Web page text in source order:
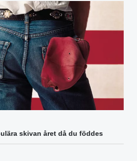
skivan året då du föddes